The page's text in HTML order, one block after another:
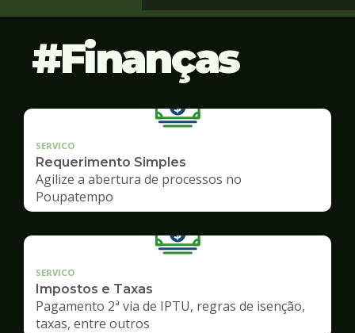
Finanças
SERVICO
Requerimento Simples
Agilize a abertura de processos no
Poupatempo
SERVICO
Impostos e Taxas
Pagamento 2ª via de IPTU, regras de isenção,
taxas, entre outros